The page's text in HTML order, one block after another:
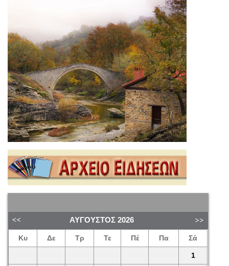
ΑΎΓΟΥΣΤΟΣ 2026
Κυ Δε Τρ Τε Πέ Πα Σά
1